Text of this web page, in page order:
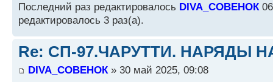
Последний раз редактировалось DIVA_СОВЕНОК06
редактировалось 3 раз(а).
Re: СП-97.ЧАРУТТИ. НАРЯДЫ
DIVA_СОВЕНОК » 30 май 2025, 09:08